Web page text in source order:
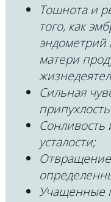
Тошнота и
того, как
эндометрий
матери
Сильная
Сонливость
усталости;
Отвращение
Учащенные